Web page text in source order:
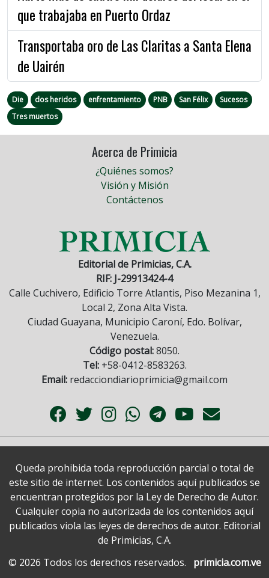
que trabajaba en Puerto Ordaz
Transportaba oro de Las Claritas a Santa Elena
de Uairén
Die dos heridos enfrentamiento PNB San Félix
Sucesos
Tres muertos
Acerca de Primicia
¿Quiénes somos?
Visión y Misión
Contáctenos
Editorial de Primicias, C.A.
RIF: J-29913424-4
Calle Cuchivero, Edificio Torre Atlantis, Piso Mezanina 1,
Local 2, Zona Alta Vista.
Ciudad Guayana, Municipio Caroní, Edo. Bolívar,
Venezuela.
Código postal:8050.
Tel:+58-0412-8583263.
Email: redacciondiarioprimicia@gmail.com
Queda prohibida toda reproducción parcial o total de
este sitio de internet. Los contenidos aquí publicados se
encuentran protegidos por la Ley de Derecho de Autor.
Cualquier copia no autorizada de los contenidos aquí
publicados viola las leyes de derechos de autor. Editorial
de Primicias, C.A.
© 2026 Todos los derechos reservados.
primicia.com.ve